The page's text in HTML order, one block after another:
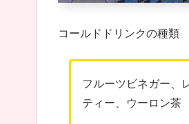
コールドドリンクの種類
フルーツビネガー、
ティー、ウーロン茶